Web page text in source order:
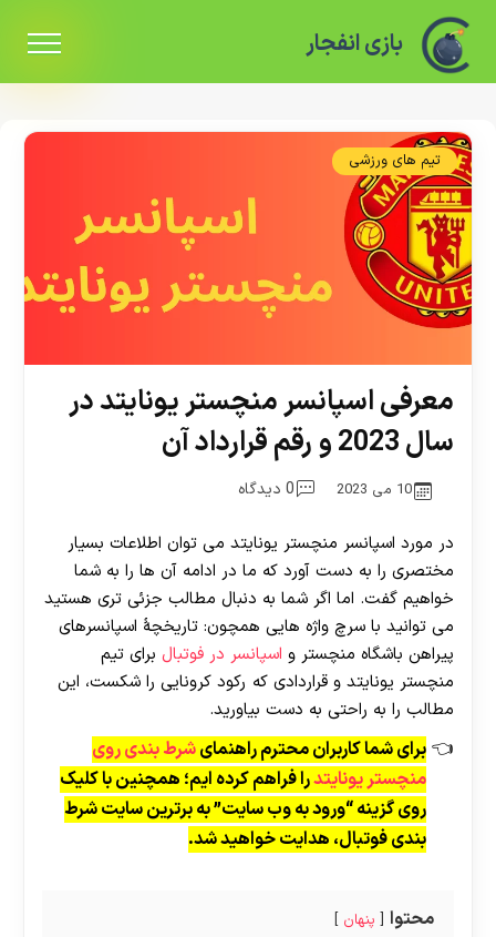
بازی انفجار
تیم های ورزشی
معرفی اسپانسر منچستر یونایتد در
سال 2023 و رقم قرارداد آن
10 می 2023 0 دیدگاه
در مورد اسپانسر منچستر یونایتد می توان اطلاعات بسیار
مختصری را به دست آورد که ما در ادامه آن ها را به شما
خواهیم گفت. اما اگر شما به دنبال مطالب جزئی تری هستید
می توانید با سرچ واژه هایی همچون: تاریخچۀ اسپانسرهای
پیراهن باشگاه منچستر و اسپانسر در فوتبال برای تیم
منچستر یونایتد و قراردادی که رکود کرونایی را شکست، این
مطالب را به راحتی به دست بیاورید.
برای شما کاربران محترم راهنمایشرط بندی روی
منچستر یونایتدرا فراهم کرده ایم؛ همچنین با کلیک
روی گزینه “ورود به وب سایت” به برترین سایت شرط
بندی فوتبال، هدایت خواهید شد.
محتوا پنهان